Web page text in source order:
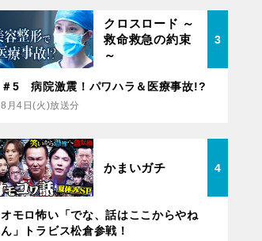
クロスロード ～
救命救急の約束
～
3
＃5 病院激震！パワハラ＆医療事故!?
8月4日(火)放送分
かまいガチ 4
オモロ怖い「でな、話はここからやね
ん」トラビス松倉参戦！